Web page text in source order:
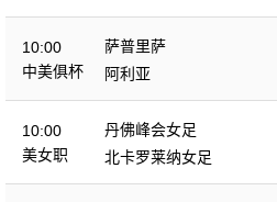
10:00
中美俱杯
萨普里萨
阿利亚
10:00
美女职
丹佛峰会女足
北卡罗莱纳女足